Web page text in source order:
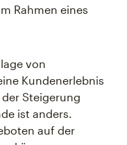
Rahmen eines
von
Kundenerlebnis
Steigerung
ist anders.
auf der